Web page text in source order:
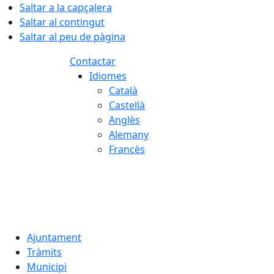
Saltar a la capçalera
Saltar al contingut
Saltar al peu de pàgina
Contactar
Idiomes
Català
Castellà
Anglès
Alemany
Francès
Ajuntament
Tràmits
Municipi